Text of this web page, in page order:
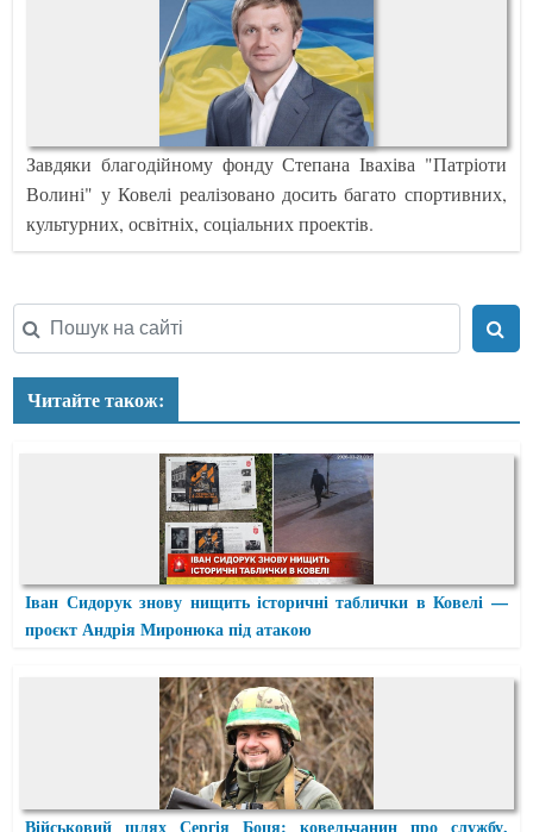
Завдяки благодійному фонду Степана Івахіва "Патріоти
Волині" у Ковелі реалізовано досить багато спортивних,
культурних, освітніх, соціальних проектів.
Читайте також:
Іван Сидорук знову нищить історичні таблички в Ковелі —
проєкт Андрія Миронюка під атакою
Військовий шлях Сергія Боця: ковельчанин про службу,